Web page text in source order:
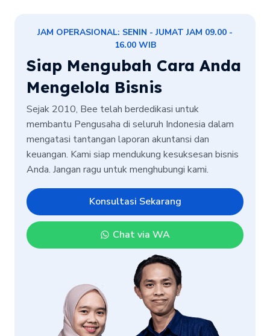
JAM OPERASIONAL: SENIN - JUMAT JAM 09.00 -
16.00 WIB
Siap Mengubah Cara Anda
Mengelola Bisnis
Sejak 2010, Bee telah berdedikasi untuk
membantu Pengusaha di seluruh Indonesia dalam
mengatasi tantangan laporan akuntansi dan
keuangan. Kami siap mendukung kesuksesan bisnis
Anda. Jangan ragu untuk menghubungi kami.
Konsultasi Sekarang
Chat via WA